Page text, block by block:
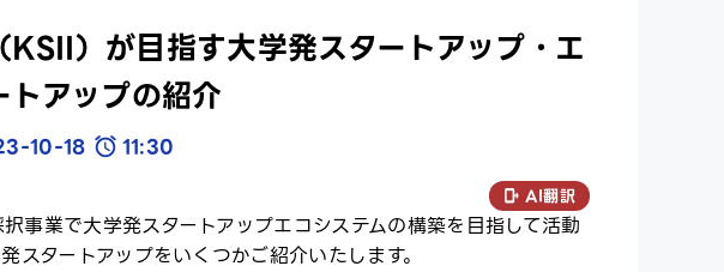
）が目指す大学発スタートアップ・エ
アップの紹介
10-18 11:30
AI翻訳
事業で大学発スタートアップエコシステムの構築を目指して活動
タートアップをいくつかご紹介いたします。